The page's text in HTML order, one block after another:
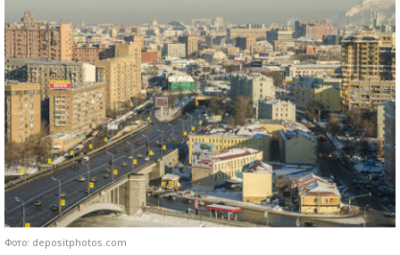
Фото: depositphotos.com